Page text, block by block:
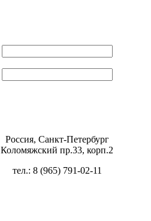
Россия, Санкт-Петербург
Коломяжский пр.33, корп.2
тел.: 8 (965) 791-02-11